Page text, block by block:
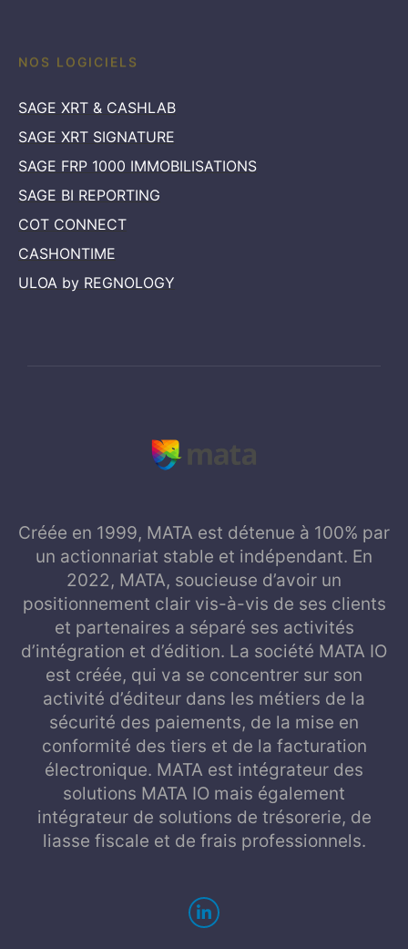
SAGE XRT & CASHLAB
SAGE XRT SIGNATURE
SAGE FRP 1000 IMMOBILISATIONS
SAGE BI REPORTING
COT CONNECT
CASHONTIME
ULOA by REGNOLOGY
Créée en 1999, MATA est détenue à 100% par
un actionnariat stable et indépendant. En
2022, MATA, soucieuse d’avoir un
positionnement clair vis-à-vis de ses clients
et partenaires a séparé ses activités
d’intégration et d’édition. La société MATA IO
est créée, qui va se concentrer sur son
activité d’éditeur dans les métiers de la
sécurité des paiements, de la mise en
conformité des tiers et de la facturation
électronique. MATA est intégrateur des
solutions MATA IO mais également
intégrateur de solutions de trésorerie, de
liasse fiscale et de frais professionnels.